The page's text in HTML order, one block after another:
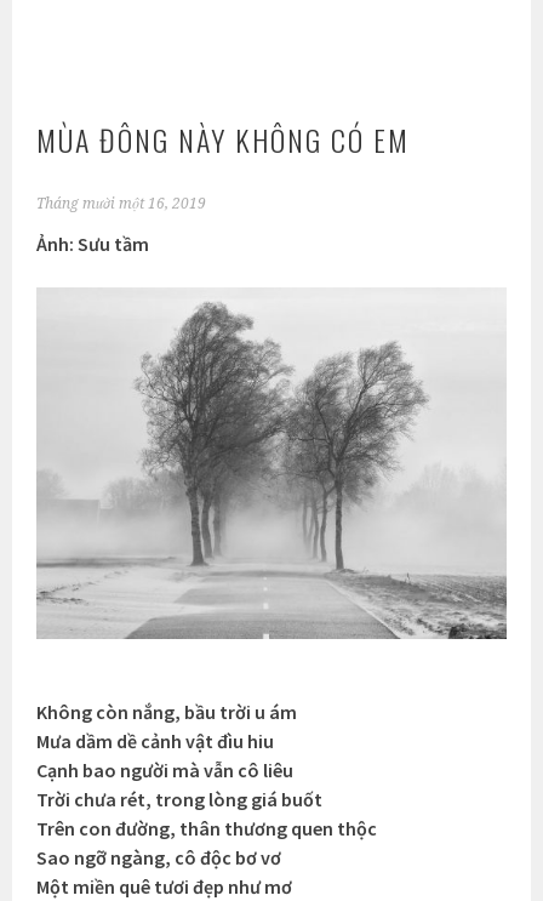
MÙA ĐÔNG NÀY KHÔNG CÓ EM
Tháng mười một 16, 2019
Ảnh: Sưu tầm
Không còn nắng, bầu trời u ám
Mưa dầm dề cảnh vật đìu hiu
Cạnh bao người mà vẫn cô liêu
Trời chưa rét, trong lòng giá buốt
Trên con đường, thân thương quen thộc
Sao ngỡ ngàng, cô độc bơ vơ
Một miền quê tươi đẹp như mơ